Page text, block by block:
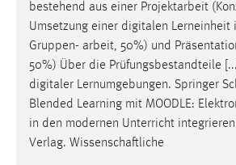
bestehend aus einer Projektarbeit
Umsetzung einer digitalen Lerneinheit
Gruppen- arbeit, 50%) und
50%) Über die Prüfungsbestandteile
digitaler Lernumgebungen. Springer
Blended Learning mit MOODLE:
in den modernen Unterricht
Verlag. Wissenschaftliche
MARKETING
Marketing Cookies werden von
verwendet, um personalisierte
Sie tun dies, indem sie Besucher
hinweg verfolgen.
Google Ads